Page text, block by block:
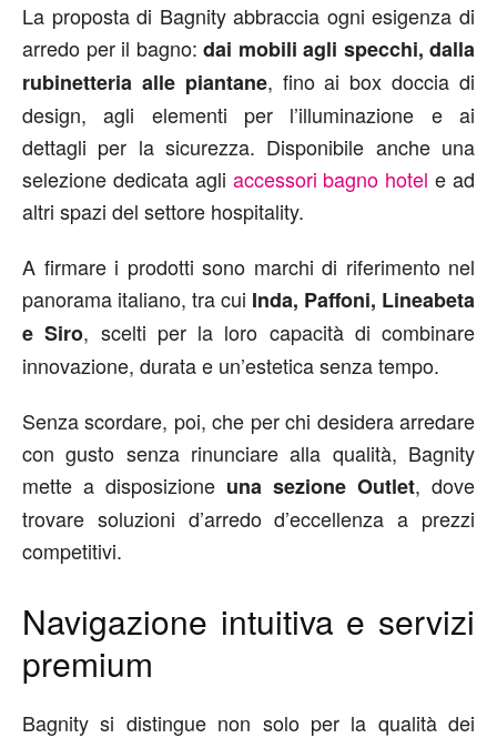
La proposta di Bagnity abbraccia ogni esigenza di
arredo per il bagno: dai mobili agli specchi, dalla
rubinetteria alle piantane, fino ai box doccia di
design, agli elementi per l’illuminazione e ai
dettagli per la sicurezza. Disponibile anche una
selezione dedicata agli accessori bagno hotel e ad
altri spazi del settore hospitality.
A firmare i prodotti sono marchi di riferimento nel
panorama italiano, tra cui Inda, Paffoni, Lineabeta
e Siro, scelti per la loro capacità di combinare
innovazione, durata e un’estetica senza tempo.
Senza scordare, poi, che per chi desidera arredare
con gusto senza rinunciare alla qualità, Bagnity
mette a disposizione una sezione Outlet, dove
trovare soluzioni d’arredo d’eccellenza a prezzi
competitivi.
Navigazione intuitiva e servizi
premium
Bagnity si distingue non solo per la qualità dei